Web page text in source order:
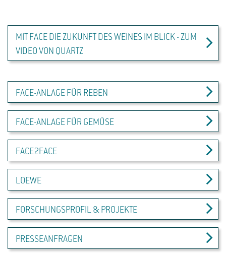
MIT FACE DIE ZUKUNFT DES WEINES IM BLICK - ZUM
VIDEO VON QUARTZ
FACE-ANLAGE FÜR REBEN
FACE-ANLAGE FÜR GEMÜSE
FACE2FACE
LOEWE
FORSCHUNGSPROFIL & PROJEKTE
PRESSEANFRAGEN